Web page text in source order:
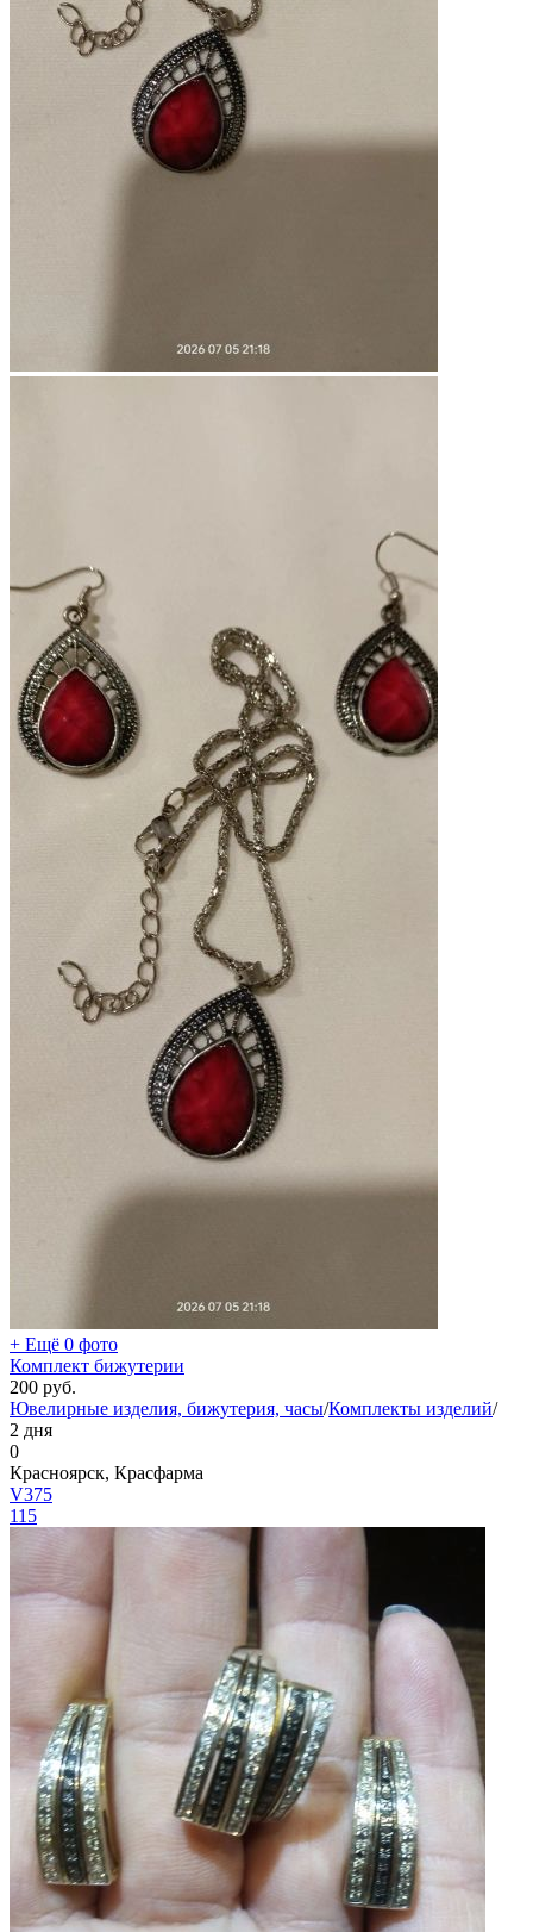
+ Ещё 0 фото
Комплект бижутерии
200 руб.
Ювелирные изделия, бижутерия, часы/Комплекты изделий/
2 дня
0
Красноярск, Красфарма
V375
115